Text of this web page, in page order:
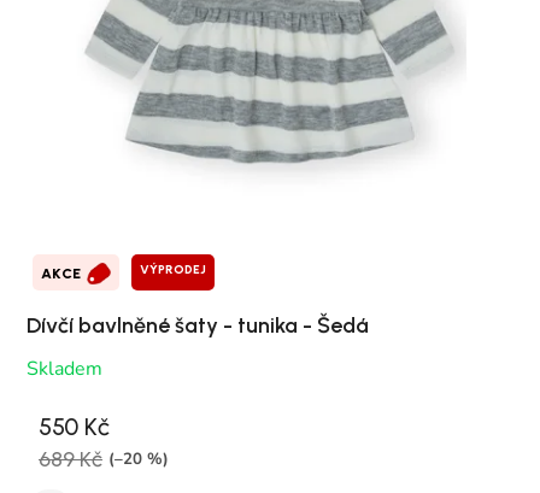
AKCE VÝPRODEJ
Dívčí bavlněné šaty - tunika - Šedá
Skladem
550 Kč
689 Kč (–20 %)